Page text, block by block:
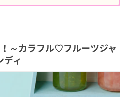
！～カラフル♡フルーツジャ
ディ